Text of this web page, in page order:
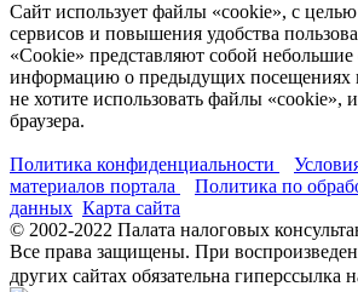
Сайт использует файлы «cookie», с
сервисов и повышения удобства
«Cookie» представляют собой
информацию о предыдущих посещениях
не хотите использовать файлы «cookie»,
браузера.
Политика конфиденциальности
материалов портала
Политика по
данных Карта сайта
© 2002-2022 Палата налоговых
Все права защищены. При
других сайтах обязательна гиперссылка